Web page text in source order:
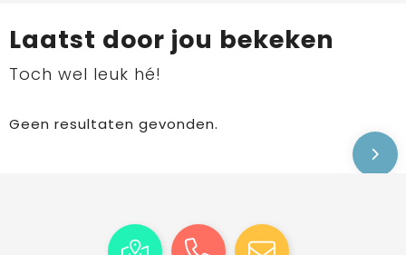
Laatst door jou bekeken
Toch wel leuk hé!
Geen resultaten gevonden.